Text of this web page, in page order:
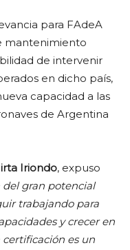
para FAdeA
mantenimiento
de intervenir
en dicho país,
capacidad a las
de Argentina
Iriondo, expuso
del gran potencial
trabajando para
y crecer en
es un